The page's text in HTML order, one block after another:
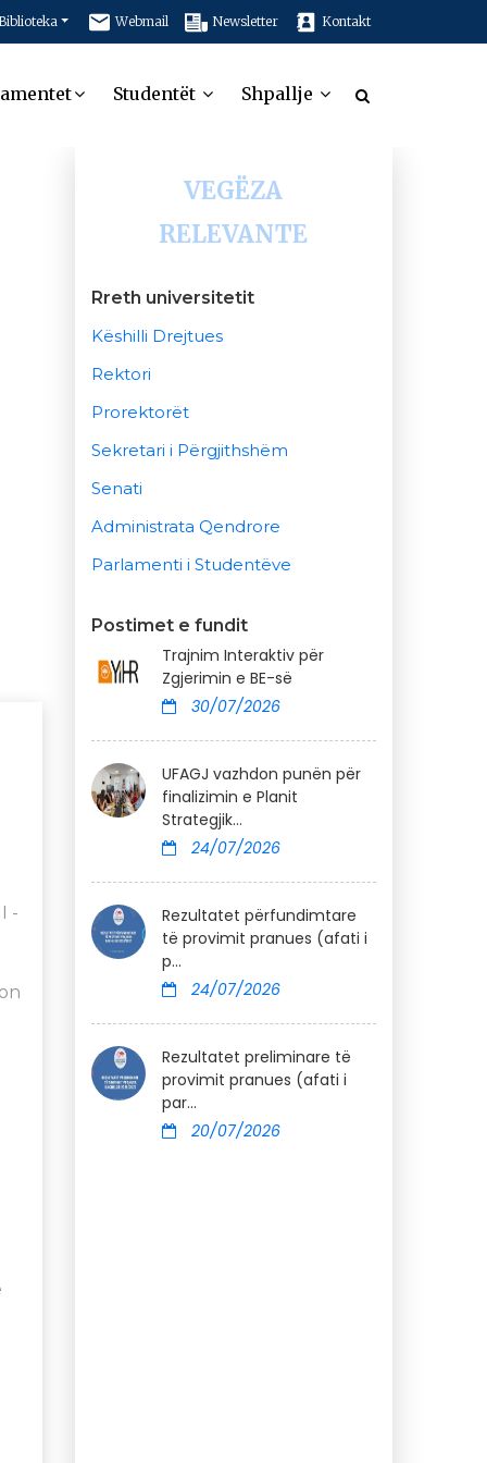
Webmail Newsletter Kontakt
Studentët Shpallje
-
VEGËZA
RELEVANTE
Rreth universitetit
Këshilli Drejtues
Rektori
Prorektorët
Sekretari i Përgjithshëm
Senati
Administrata Qendrore
Parlamenti i Studentëve
Postimet e fundit
Trajnim Interaktiv për
Zgjerimin e BE-së
30/07/2026
UFAGJ vazhdon punën për
finalizimin e Planit
Strategjik...
24/07/2026
Rezultatet përfundimtare
të provimit pranues (afati i
p...
24/07/2026
Rezultatet preliminare të
provimit pranues (afati i
par...
20/07/2026